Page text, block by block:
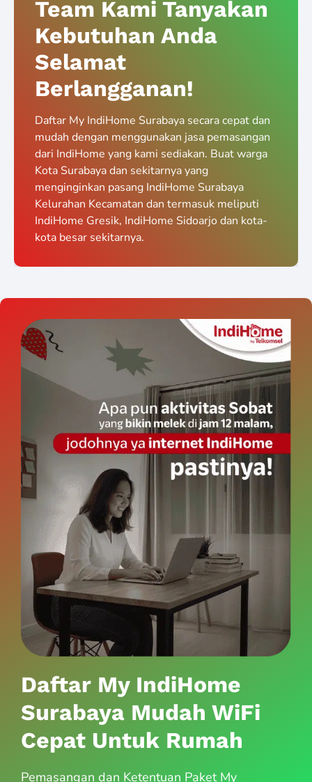
Team Kami Tanyakan
Kebutuhan Anda
Selamat
Berlangganan!
Daftar My IndiHome Surabaya secara cepat dan
mudah dengan menggunakan jasa pemasangan
dari IndiHome yang kami sediakan. Buat warga
Kota Surabaya dan sekitarnya yang
menginginkan pasang IndiHome Surabaya
Kelurahan Kecamatan dan termasuk meliputi
IndiHome Gresik, IndiHome Sidoarjo dan kota-
kota besar sekitarnya.
Daftar My IndiHome
Surabaya Mudah WiFi
Cepat Untuk Rumah
Pemasangan dan Ketentuan Paket My